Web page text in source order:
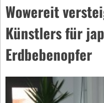
Wowereit
Künstlers für
Erdbebenopfer